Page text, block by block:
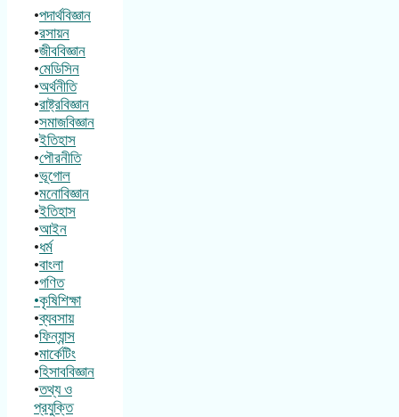
•পদার্থবিজ্ঞান
•রসায়ন
•জীববিজ্ঞান
•মেডিসিন
•অর্থনীতি
•রাষ্ট্রবিজ্ঞান
•সমাজবিজ্ঞান
•ইতিহাস
•পৌরনীতি
•ভূগোল
•মনোবিজ্ঞান
•ইতিহাস
•আইন
•ধর্ম
•বাংলা
•গণিত
•কৃষিশিক্ষা
•ব্যবসায়
•ফিন্যান্স
•মার্কেটিং
•হিসাববিজ্ঞান
•তথ্য ও
প্রযুক্তি